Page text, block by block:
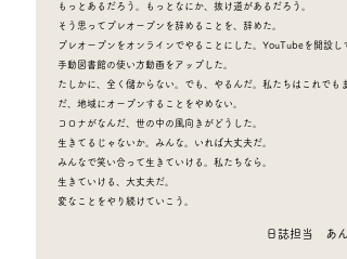
もっとあるだろう。もっとなにか、抜け道があるだろう。
そう思ってプレオープンを辞めることを、辞めた。
プレオープンをオンラインでやることにした。YouTubeを開設して
手動図書館の使い方動画をアップした。
たしかに、全く儲からない。でも、やるんだ。私たちはこれでもま
だ、地域にオープンすることをやめない。
コロナがなんだ、世の中の風向きがどうした。
生きてるじゃないか。みんな。いれば大丈夫だ。
みんなで笑い合って生きていける。私たちなら。
生きていける、大丈夫だ。
変なことをやり続けていこう。
日誌担当 あん